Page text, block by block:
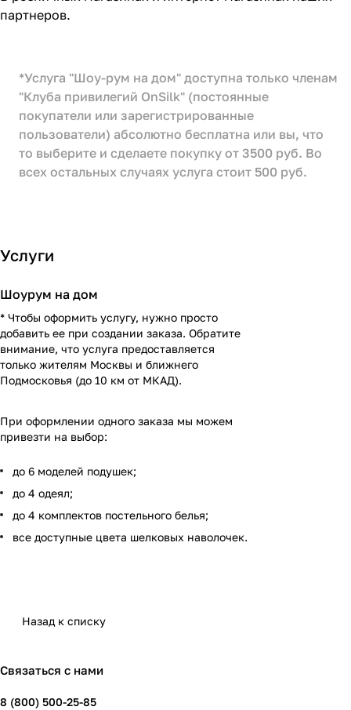
партнеров.
*Услуга "Шоу-рум на дом" доступна только членам
"Клуба привилегий OnSilk" (постоянные
покупатели или зарегистрированные
пользователи) абсолютно бесплатна или вы, что
то выберите и сделаете покупку от 3500 руб. Во
всех остальных случаях услуга стоит 500 руб.
Услуги
Шоурум на дом
* Чтобы оформить услугу, нужно просто
добавить ее при создании заказа. Обратите
внимание, что услуга предоставляется
только жителям Москвы и ближнего
Подмосковья (до 10 км от МКАД).
При оформлении одного заказа мы можем
привезти на выбор:
до 6 моделей подушек;
до 4 одеял;
до 4 комплектов постельного белья;
все доступные цвета шелковых наволочек.
Назад к списку
Связаться с нами
8 (800) 500-25-85